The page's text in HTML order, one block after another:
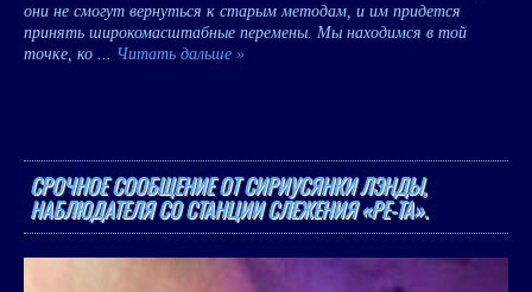
они не смогут вернуться к старым методам, и им придется
принять широкомасштабные перемены. Мы находимся в той
точке, ко ... Читать дальше »
СРОЧНОЕ СООБЩЕНИЕ ОТ СИРИУСЯНКИ ЛЭНДЫ,
НАБЛЮДАТЕЛЯ СО СТАНЦИИ СЛЕЖЕНИЯ «РЕ-ТА».